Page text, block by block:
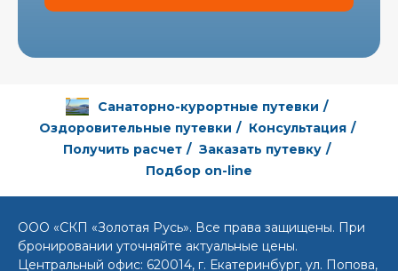
Санаторно-курортные путевки /
Оздоровительные путевки / Консультация /
Получить расчет / Заказать путевку /
Подбор on-line
ООО «СКП «Золотая Русь». Все права защищены. При
бронировании уточняйте актуальные цены.
Центральный офис: 620014, г. Екатеринбург, ул. Попова,